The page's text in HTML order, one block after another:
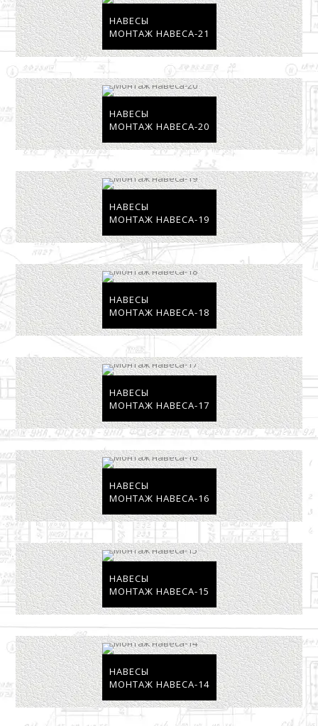
НАВЕСЫ
МОНТАЖ НАВЕСА-21
НАВЕСЫ
МОНТАЖ НАВЕСА-20
НАВЕСЫ
МОНТАЖ НАВЕСА-19
НАВЕСЫ
МОНТАЖ НАВЕСА-18
НАВЕСЫ
МОНТАЖ НАВЕСА-17
НАВЕСЫ
МОНТАЖ НАВЕСА-16
НАВЕСЫ
МОНТАЖ НАВЕСА-15
НАВЕСЫ
МОНТАЖ НАВЕСА-14